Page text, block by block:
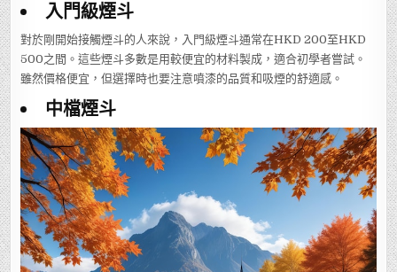
入門級煙斗
對於剛開始接觸煙斗的人來說，入門級煙斗通常在HKD 200至HKD
500之間。這些煙斗多數是用較便宜的材料製成，適合初學者嘗試。
雖然價格便宜，但選擇時也要注意噴漆的品質和吸煙的舒適感。
中檔煙斗